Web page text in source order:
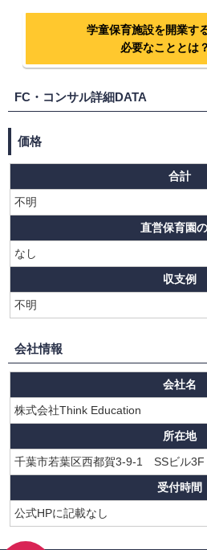
学童保育施設を開業す
必要なこととは？
FC・コンサル詳細DATA
価格
合計
不明
直営保育園
なし
収支例
不明
会社情報
会社名
株式会社Think Education
所在地
千葉市若葉区西都賀3-9-1 SSビル3F
受付時間
公式HPに記載なし